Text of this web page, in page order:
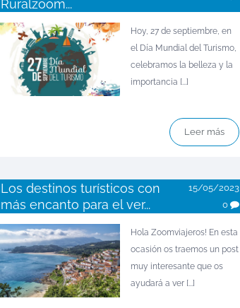
Ruralzoom...
Hoy, 27 de septiembre, en
el Día Mundial del Turismo,
celebramos la belleza y la
importancia [...]
Leer más
Los destinos turísticos con
más encanto para el ver...
15/05/2023
0
Hola Zoomviajeros! En esta
ocasión os traemos un post
muy interesante que os
ayudará a ver [...]